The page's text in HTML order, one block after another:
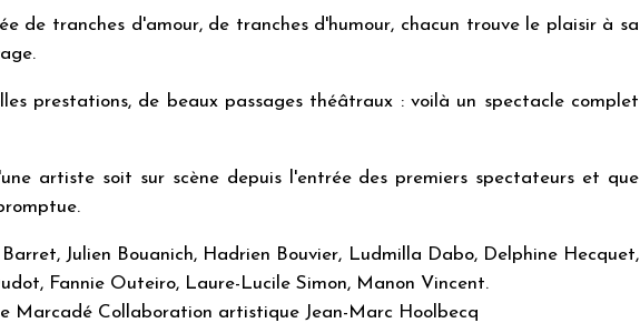
de tranches d'amour, de tranches d'humour, chacun trouve le plaisir à sa
prestations, de beaux passages théâtraux : voilà un spectacle complet
artiste soit sur scène depuis l'entrée des premiers spectateurs et que
Barret, Julien Bouanich, Hadrien Bouvier, Ludmilla Dabo, Delphine Hecquet,
Fannie Outeiro, Laure-Lucile Simon, Manon Vincent.
Marcadé Collaboration artistique Jean-Marc Hoolbecq